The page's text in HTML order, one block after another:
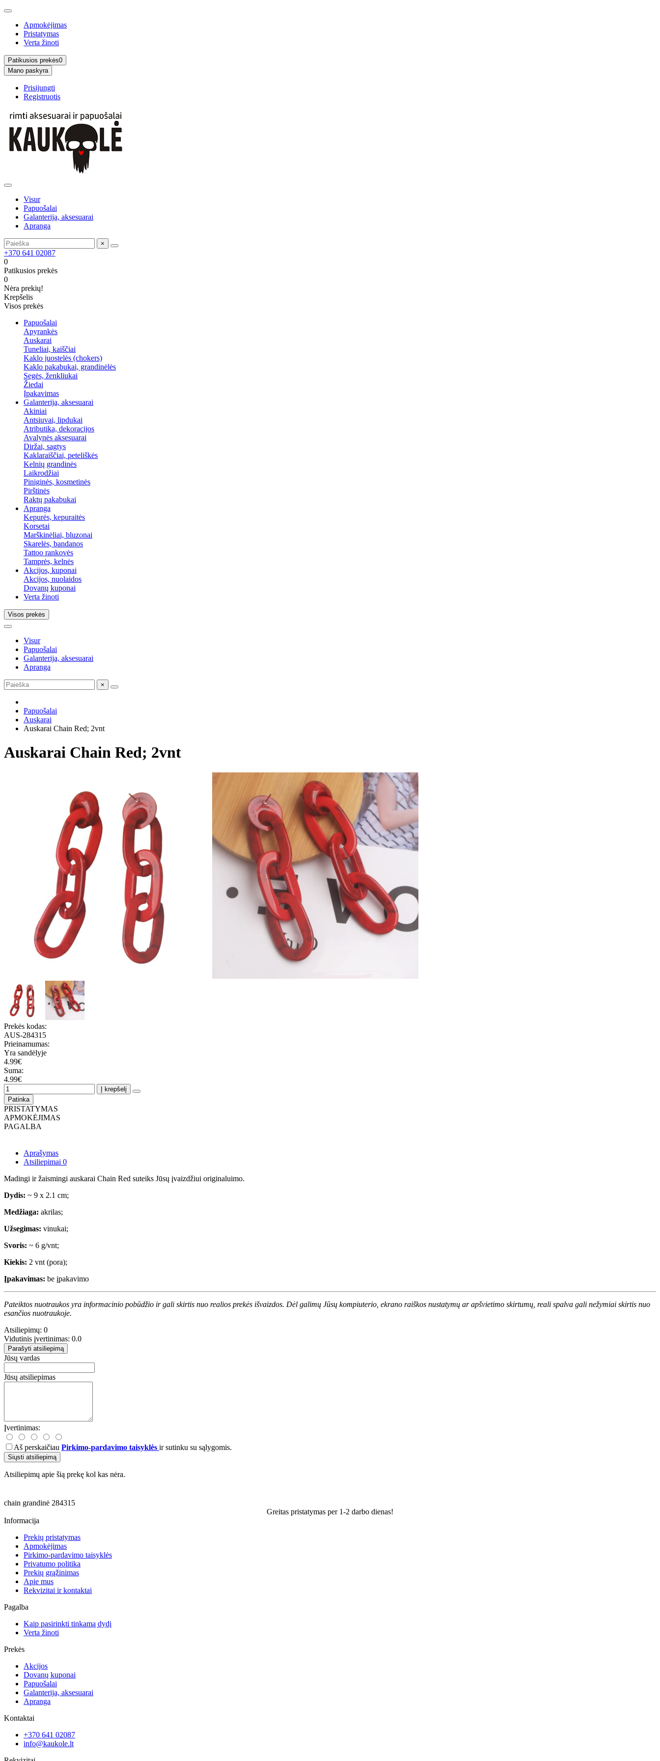
Apmokėjimas
Pristatymas
Verta žinoti
Patikusios prekės0
Mano paskyra
Prisijungti
Registruotis
Visur
Papuošalai
Galanterija, aksesuarai
Apranga
×
+370 641 02087
0
Patikusios prekės
0
Nėra prekių!
Krepšelis
Visos prekės
Papuošalai
Apyrankės
Auskarai
Tuneliai, kaiščiai
Kaklo juostelės (chokers)
Kaklo pakabukai, grandinėlės
Segės, ženkliukai
Žiedai
Įpakavimas
Galanterija, aksesuarai
Akiniai
Antsiuvai, lipdukai
Atributika, dekoracijos
Avalynės aksesuarai
Diržai, sagtys
Kaklaraiščiai, peteliškės
Kelnių grandinės
Laikrodžiai
Piniginės, kosmetinės
Pirštinės
Raktų pakabukai
Apranga
Kepurės, kepuraitės
Korsetai
Marškinėliai, bluzonai
Skarelės, bandanos
Tattoo rankovės
Tamprės, kelnės
Akcijos, kuponai
Akcijos, nuolaidos
Dovanų kuponai
Verta žinoti
Visos prekės
Visur
Papuošalai
Galanterija, aksesuarai
Apranga
×
Papuošalai
Auskarai
Auskarai Chain Red; 2vnt
Auskarai Chain Red; 2vnt
Prekės kodas:
AUS-284315
Prieinamumas:
Yra sandėlyje
4.99€
Suma:
4.99€
Į krepšelį
Patinka
PRISTATYMAS
APMOKĖJIMAS
PAGALBA
Aprašymas
Atsiliepimai 0
Madingi ir žaismingi auskarai Chain Red suteiks Jūsų įvaizdžiui originaluimo.
Dydis: ~ 9 x 2.1 cm;
Medžiaga: akrilas;
Užsegimas: vinukai;
Svoris: ~ 6 g/vnt;
Kiekis: 2 vnt (pora);
Įpakavimas: be įpakavimo
Pateiktos nuotraukos yra informacinio pobūdžio ir gali skirtis nuo realios prekės išvaizdos. Dėl galimų Jūsų kompiuterio, ekrano raiškos nustatymų ar apšvietimo skirtumų, reali spalva gali nežymiai skirtis nuo
esančios nuotraukoje.
Atsiliepimų: 0
Vidutinis įvertinimas: 0.0
Parašyti atsiliepimą
Jūsų vardas
Jūsų atsiliepimas
Įvertinimas:
Aš perskaičiau Pirkimo-pardavimo taisyklės ir sutinku su sąlygomis.
Siųsti atsiliepimą
Atsiliepimų apie šią prekę kol kas nėra.
chain grandinė 284315
Greitas pristatymas per 1-2 darbo dienas!
Informacija
Prekių pristatymas
Apmokėjimas
Pirkimo-pardavimo taisyklės
Privatumo politika
Prekių grąžinimas
Apie mus
Rekvizitai ir kontaktai
Pagalba
Kaip pasirinkti tinkamą dydį
Verta žinoti
Prekės
Akcijos
Dovanų kuponai
Papuošalai
Galanterija, aksesuarai
Apranga
Kontaktai
+370 641 02087
info@kaukole.lt